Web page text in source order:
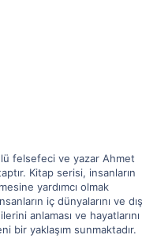
felsefeci ve yazar Ahmet
Kitap serisi, insanların
yardımcı olmak
iç dünyalarını ve dış
anlaması ve hayatlarını
bir yaklaşım sunmaktadır.